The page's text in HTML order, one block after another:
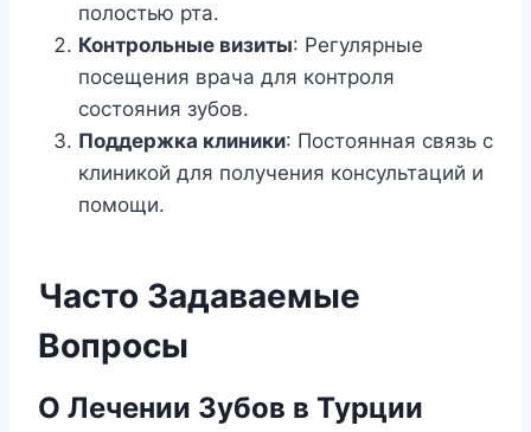
полостью рта.
Контрольные визиты: Регулярные
посещения врача для контроля
состояния зубов.
Поддержка клиники: Постоянная связь с
клиникой для получения консультаций и
помощи.
Часто Задаваемые
Вопросы
О Лечении Зубов в Турции